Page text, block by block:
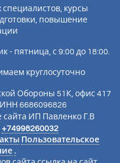
курсы
повышение
- пятница, с 9:00 до 18:00.
круглосуточно
Обороны 51К, офис 417
6686096826
ИП Павленко Г.В
+74998260032
Пользовательское
.